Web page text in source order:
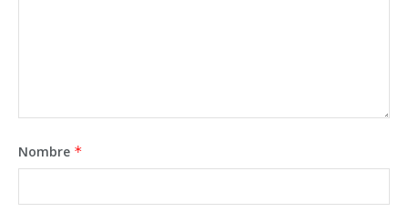
Nombre *